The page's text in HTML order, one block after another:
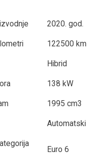
2020. god.
122500 km
Hibrid
138 kW
1995 cm3
Automatski
Euro 6